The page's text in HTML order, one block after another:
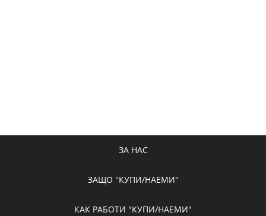
ЗА НАС
ЗАЩО "КУПИ/НАЕМИ"
КАК РАБОТИ "КУПИ/НАЕМИ"